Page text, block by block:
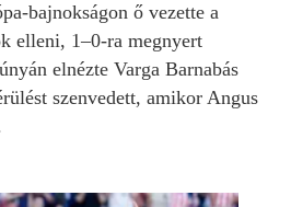
bajnokságon ő vezette a
elleni, 1–0-ra megnyert
elnézte Varga Barnabás
szenvedett, amikor Angus